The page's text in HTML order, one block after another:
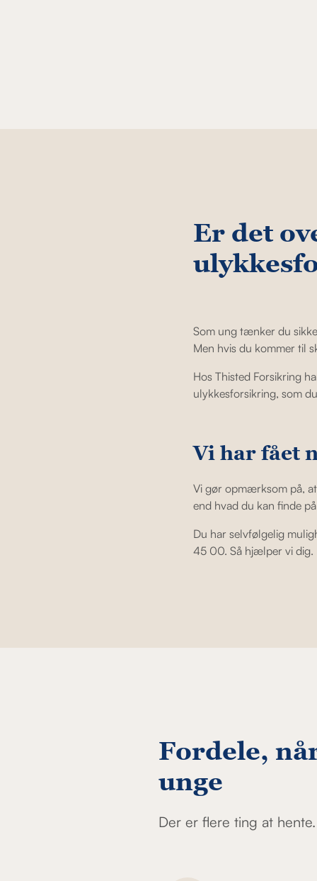
Er det
Som ung tænker du
Men hvis du kommer til
Hos Thisted Forsikring
ulykkesforsikring, som
Vi har fået
Vi gør opmærksom på,
end hvad du kan finde
Du har selvfølgelig
45 00. Så hjælper vi dig.
Fordele,
unge
Der er flere ting at hente.